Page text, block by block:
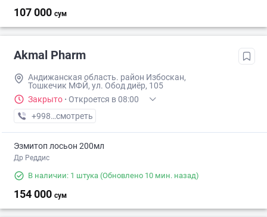
107 000 сум
Akmal Pharm
Андижанская область. район Избоскан,
Тошкечик МФЙ, ул. Обод диёр, 105
Закрыто · Откроется в 08:00
+998 (88) XXX-XX-XX
смотреть
Эзмитоп лосьон 200мл
Др Реддис
В наличии: 1 штука (Обновлено 10 мин. назад)
154 000 сум